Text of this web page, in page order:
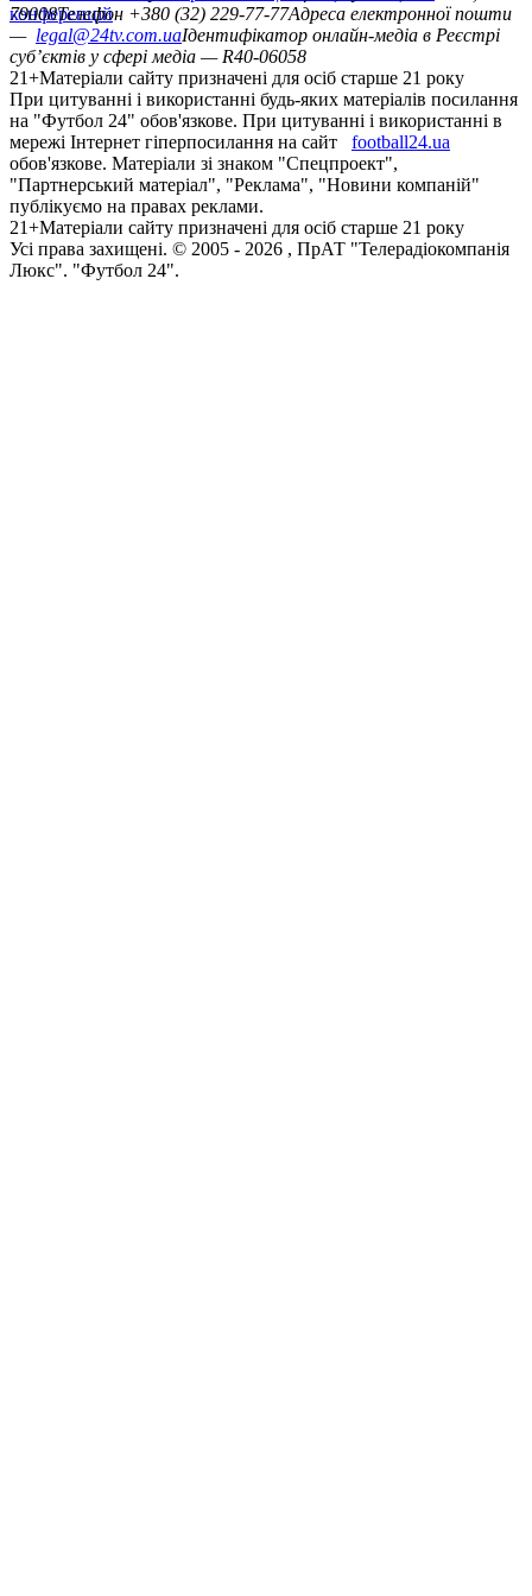
конференцій
79008Телефон +380 (32) 229-77-77Адреса електронної пошти
— legal@24tv.com.uaІдентифікатор онлайн-медіа в Реєстрі
суб’єктів у сфері медіа — R40-06058
21+Матеріали сайту призначені для осіб старше 21 року
При цитуванні і використанні будь-яких матеріалів посилання
на "Футбол 24" обов'язкове. При цитуванні і використанні в
мережі Інтернет гіперпосилання на сайт
football24.ua
обов'язкове. Матеріали зі знаком "Спецпроект",
"Партнерський матеріал", "Реклама", "Новини компаній"
публікуємо на правах реклами.
21+Матеріали сайту призначені для осіб старше 21 року
Усi права захищенi. © 2005 - 2026 , ПрАТ "Телерадіокомпанія
Люкс". "Футбол 24".